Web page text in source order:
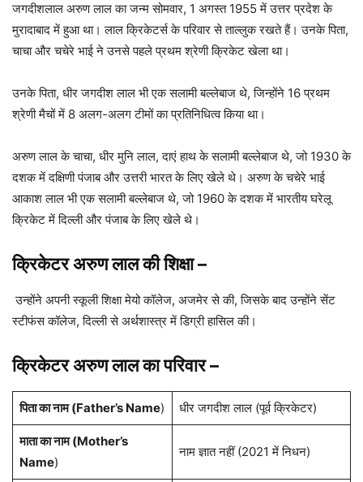
जगदीशलाल अरुण लाल का जन्म सोमवार, 1 अगस्त 1955 में उत्तर प्रदेश के
मुरादाबाद में हुआ था। लाल क्रिकेटर्स के परिवार से ताल्लुक रखते हैं। उनके पिता,
चाचा और चचेरे भाई ने उनसे पहले प्रथम श्रेणी क्रिकेट खेला था।
उनके पिता, धीर जगदीश लाल भी एक सलामी बल्लेबाज थे, जिन्होंने 16 प्रथम
श्रेणी मैचों में 8 अलग-अलग टीमों का प्रतिनिधित्व किया था।
अरुण लाल के चाचा, धीर मुनि लाल, दाएं हाथ के सलामी बल्लेबाज थे, जो 1930 के
दशक में दक्षिणी पंजाब और उत्तरी भारत के लिए खेले थे। अरुण के चचेरे भाई
आकाश लाल भी एक सलामी बल्लेबाज थे, जो 1960 के दशक में भारतीय घरेलू
क्रिकेट में दिल्ली और पंजाब के लिए खेले थे।
क्रिकेटर अरुण लाल की शिक्षा–
उन्होंने अपनी स्कूली शिक्षा मेयो कॉलेज, अजमेर से की, जिसके बाद उन्होंने सेंट
स्टीफंस कॉलेज, दिल्ली से अर्थशास्त्र में डिग्री हासिल की।
क्रिकेटर अरुण लाल का परिवार–
पिता का नाम (Father’s Name) धीर जगदीश लाल (पूर्व क्रिकेटर)
माता का नाम (Mother’s
Name)
नाम ज्ञात नहीं (2021 में निधन)